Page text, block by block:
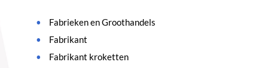
Fabrieken en Groothandels
Fabrikant
Fabrikant kroketten